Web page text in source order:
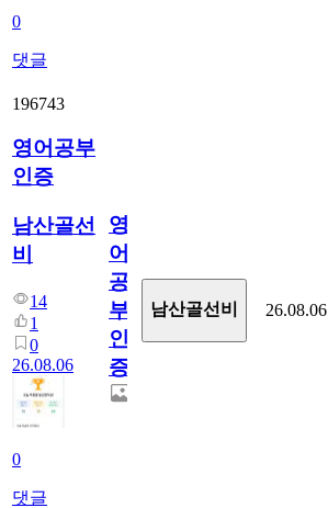
0
댓글
196743
영어공부
인증
남산골선
비
14
1
0
26.08.06
0
댓글
영
어
공
부
인
증
남산골선비 26.08.06